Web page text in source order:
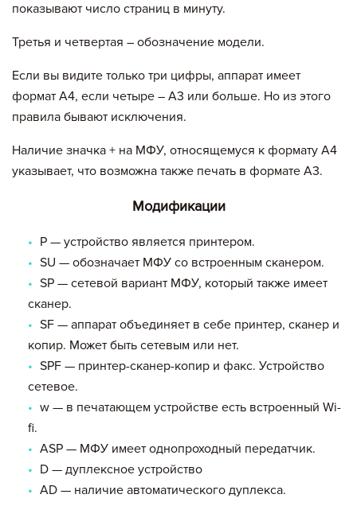
показывают число страниц в минуту.
Третья и четвертая – обозначение модели.
Если вы видите только три цифры, аппарат имеет
формат A4, если четыре – A3 или больше. Но из этого
правила бывают исключения.
Наличие значка + на МФУ, относящемуся к формату A4
указывает, что возможна также печать в формате A3.
Модификации
P — устройство является принтером.
SU — обозначает МФУ со встроенным сканером.
SP — сетевой вариант МФУ, который также имеет
сканер.
SF — аппарат объединяет в себе принтер, сканер и
копир. Может быть сетевым или нет.
SPF — принтер-сканер-копир и факс. Устройство
сетевое.
w — в печатающем устройстве есть встроенный Wi-
fi.
ASP — МФУ имеет однопроходный передатчик.
D — дуплексное устройство
AD — наличие автоматического дуплекса.
Вы добавили в корзину